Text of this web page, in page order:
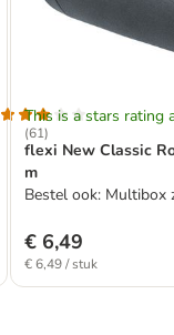
This is a stars rating
(61)
flexi New Classic
m
Bestel ook: Multibox
€ 6,49
€ 6,49 / stuk